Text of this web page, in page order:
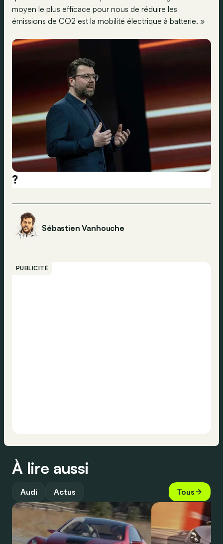
moyen le plus efficace pour nous de réduire les
émissions de CO2 est la mobilité électrique à batterie. »
?
Sébastien Vanhouche
PUBLICITÉ
À lire aussi
Audi Actus Tous